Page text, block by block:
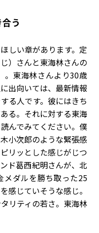
う
しい章があります。定
）さんと東海林さんの
。東海林さんより30歳
出向いては、最新情報
る人です。彼にはきち
る。それに対する東海
んでみてください。僕
小次郎のような緊張感
リッとした感じがじつ
ド葛西紀明さんが、北
メダルを勝ち取った25
感じていそうな感じ。
リティの若さ。東海林